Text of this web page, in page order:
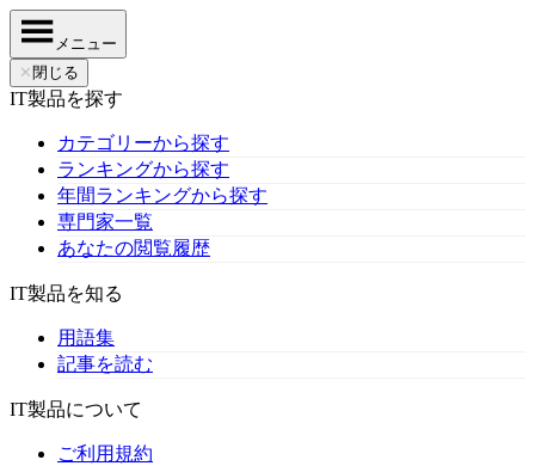
メニュー
✕ 閉じる
IT製品を探す
カテゴリーから探す
ランキングから探す
年間ランキングから探す
専門家一覧
あなたの閲覧履歴
IT製品を知る
用語集
記事を読む
IT製品について
ご利用規約